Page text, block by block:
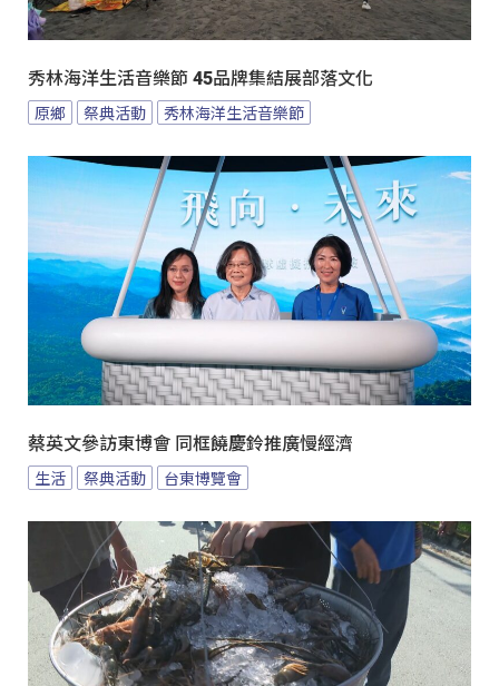
秀林海洋生活音樂節 45品牌集結展部落文化
原鄉 祭典活動 秀林海洋生活音樂節
蔡英文參訪東博會 同框饒慶鈴推廣慢經濟
生活 祭典活動 台東博覽會